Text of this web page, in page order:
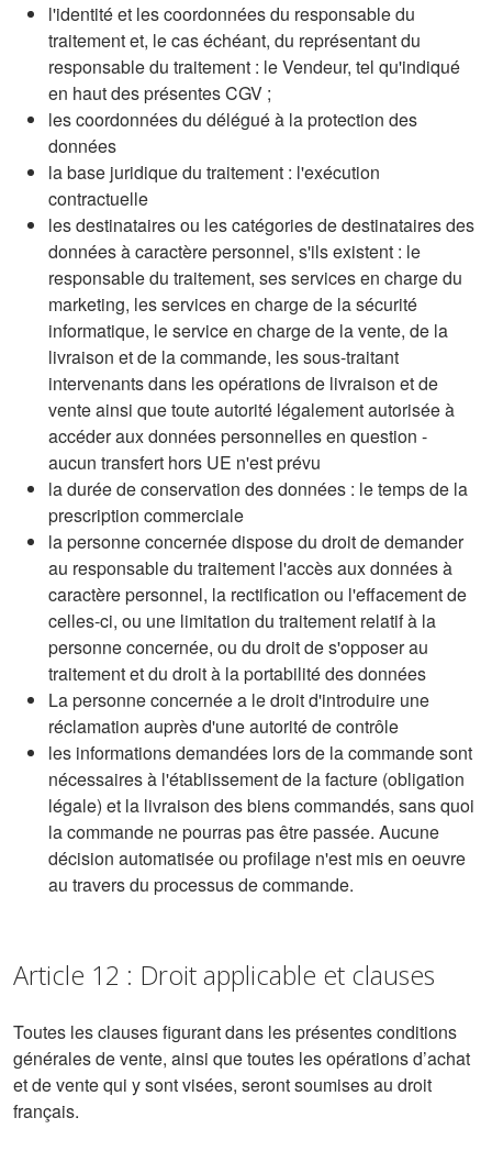
l'identité et les coordonnées du responsable du
traitement et, le cas échéant, du représentant du
responsable du traitement : le Vendeur, tel qu'indiqué
en haut des présentes CGV ;
les coordonnées du délégué à la protection des
données
la base juridique du traitement : l'exécution
contractuelle
les destinataires ou les catégories de destinataires des
données à caractère personnel, s'ils existent : le
responsable du traitement, ses services en charge du
marketing, les services en charge de la sécurité
informatique, le service en charge de la vente, de la
livraison et de la commande, les sous-traitant
intervenants dans les opérations de livraison et de
vente ainsi que toute autorité légalement autorisée à
accéder aux données personnelles en question -
aucun transfert hors UE n'est prévu
la durée de conservation des données : le temps de la
prescription commerciale
la personne concernée dispose du droit de demander
au responsable du traitement l'accès aux données à
caractère personnel, la rectification ou l'effacement de
celles-ci, ou une limitation du traitement relatif à la
personne concernée, ou du droit de s'opposer au
traitement et du droit à la portabilité des données
La personne concernée a le droit d'introduire une
réclamation auprès d'une autorité de contrôle
les informations demandées lors de la commande sont
nécessaires à l'établissement de la facture (obligation
légale) et la livraison des biens commandés, sans quoi
la commande ne pourras pas être passée. Aucune
décision automatisée ou profilage n'est mis en oeuvre
au travers du processus de commande.
Article 12 : Droit applicable et clauses
Toutes les clauses figurant dans les présentes conditions
générales de vente, ainsi que toutes les opérations d’achat
et de vente qui y sont visées, seront soumises au droit
français.